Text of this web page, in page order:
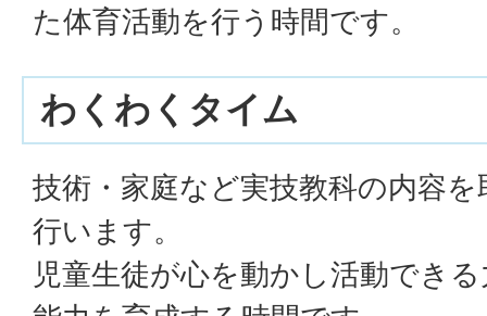
た体育活動を行う時間です。
わくわくタイム
技術・家庭など実技教科の内容
行います。
児童生徒が心を動かし活動でき